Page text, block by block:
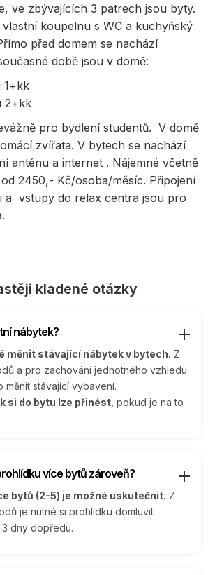
ve zbývajících 3 patrech jsou byty.
koupelnu s WC a kuchyňský
před domem se nachází
době jsou v domě:
1+kk
2+kk
pro bydlení studentů. V domě
zvířata. V bytech se nachází
anténu a internet . Nájemné včetně
2450,- Kč/osoba/měsíc. Připojení
a vstupy do relax centra jsou pro
kladené otázky
nábytek?
měnit stávající nábytek v bytech. Z
a pro zachování jednotného vzhledu
stávající vybavení.
si do bytu lze přinést , pokud je na to
více bytů zároveň?
bytů (2-5) je možné uskutečnit. Z
je nutné si prohlídku domluvit
3 dny dopředu.